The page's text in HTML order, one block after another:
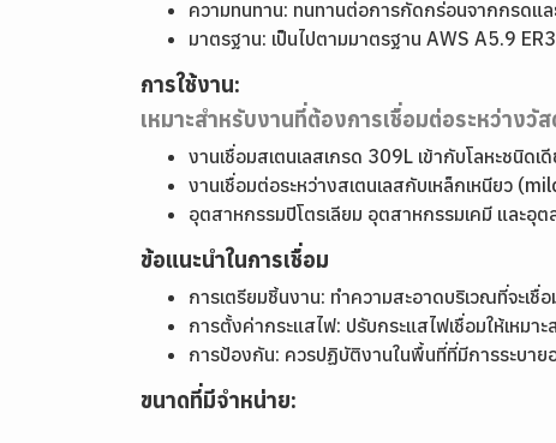
ความทนทาน: ทนทานต่อการกัดกร่อนจากกรดแ
มาตรฐาน: เป็นไปตามมาตรฐาน AWS A5.9
การใช้งาน:
เหมาะสำหรับงานที่ต้องการเชื่อมต่อระหว่างวั
งานเชื่อมสเตนเลสเกรด 309L เข้ากับโลหะชนิดเ
งานเชื่อมต่อระหว่างสเตนเลสกับเหล็กเหนียว
อุตสาหกรรมปิโตรเลียม อุตสาหกรรมเคมี และอุ
ข้อแนะนำในการเชื่อม
การเตรียมชิ้นงาน: ทำความสะอาดบริเวณที่จะเ
การตั้งค่ากระแสไฟ: ปรับกระแสไฟเชื่อมให้เหม
การป้องกัน: ควรปฏิบัติงานในพื้นที่ที่มีการระบา
ขนาดที่มีจำหน่าย: